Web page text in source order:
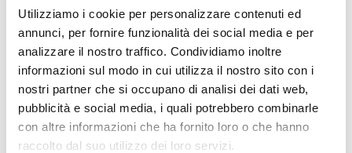
Utilizziamo i cookie per personalizzare contenuti ed
annunci, per fornire funzionalità dei social media e per
analizzare il nostro traffico. Condividiamo inoltre
informazioni sul modo in cui utilizza il nostro sito con i
nostri partner che si occupano di analisi dei dati web,
pubblicità e social media, i quali potrebbero combinarle
con altre informazioni che ha fornito loro o che hanno
raccolto dal suo utilizzo dei loro servizi.
Nuovo Auxilia Point ad
Afragola
Giu 5, 2025|Auxilia Finance News
Inaugurato il nuovo Auxilia Point ad Afragola: un